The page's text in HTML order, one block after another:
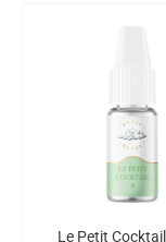
Le Petit